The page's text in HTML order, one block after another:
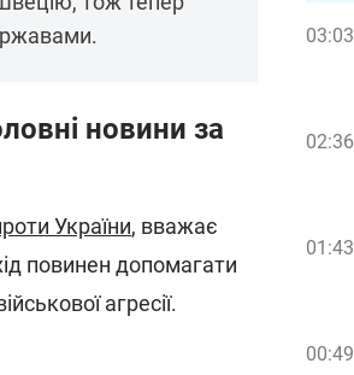
новини за
України, вважає
повинен допомагати
агресії.
03:03
02:36
01:43
00:49